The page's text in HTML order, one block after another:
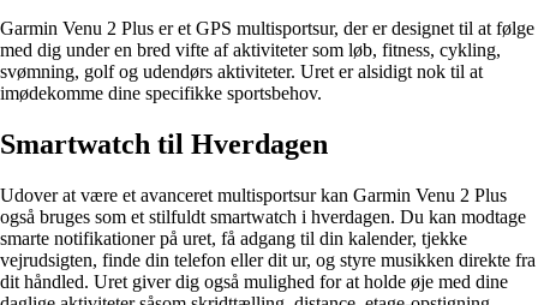
Garmin Venu 2 Plus er et GPS multisportsur, der er designet til at følge
med dig under en bred vifte af aktiviteter som løb, fitness, cykling,
svømning, golf og udendørs aktiviteter. Uret er alsidigt nok til at
imødekomme dine specifikke sportsbehov.
Smartwatch til Hverdagen
Udover at være et avanceret multisportsur kan Garmin Venu 2 Plus
også bruges som et stilfuldt smartwatch i hverdagen. Du kan modtage
smarte notifikationer på uret, få adgang til din kalender, tjekke
vejrudsigten, finde din telefon eller dit ur, og styre musikken direkte fra
dit håndled. Uret giver dig også mulighed for at holde øje med dine